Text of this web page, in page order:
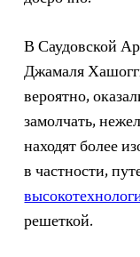
В Саудовской
Джамаля
вероятно,
замолчать,
находят более
в частности,
решеткой.